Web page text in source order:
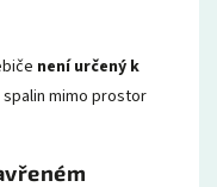
není určený k
spalin mimo prostor